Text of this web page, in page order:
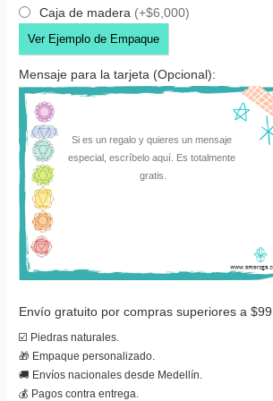
Caja de madera (+$6,000)
Ver Ejemplo de Empaque
Mensaje para la tarjeta (Opcional):
Envío gratuito por compras superiores a
☑️ Piedras naturales.
🎁 Empaque personalizado.
🚚 Envíos nacionales desde Medellín.
💰 Pagos contra entrega.